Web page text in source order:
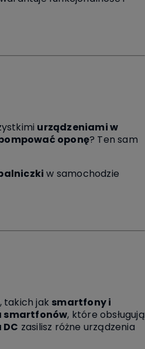
urządzeniami w
oponę? Ten sam
w samochodzie
, takich jak smartfony i
smartfonów, które obsługują
DC zasilisz różne urządzenia